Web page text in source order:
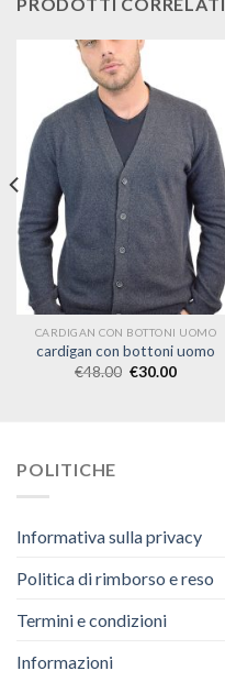
CARDIGAN CON BOTTONI UOMO
cardigan con bottoni uomo
€48.00 €30.00
POLITICHE
Informativa sulla privacy
Politica di rimborso e reso
Termini e condizioni
Informazioni